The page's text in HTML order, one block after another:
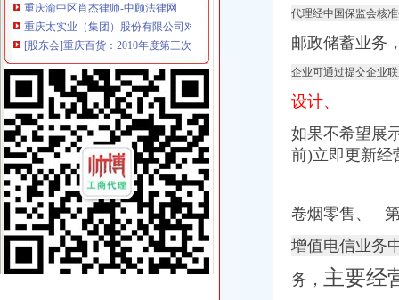
重庆太实业（集团）股份有限公司对外投资暨关联交易公告_财经_
[股东会]重庆百货：2010年度第三次临时股东大会会议资料-[中财网]
成都西南交大工程建设咨询监理有限责任公司重庆分公司-主页
【东莞货运代理|东莞货运代理公司】-广州58同城
2016年版重庆市渝中区招商引资项目策划咨询报告-中商产业研究院-中
美亚集团-美亚国际机票代理,国际机票预订,美亚价机票预订,国
招商银行--重庆百货（）2013年度日常关联交易预计公告
包头到渝中区物流货运北京到渝中区物流搬家-产品展示-
【重庆商社力】现代,郑州日产经销商_销售电话：
人民法院公告_搜狐其它_搜狐网
重庆百货（）_公司公告_重庆百货大楼股份有限公司关于预计
杜邦制冷_德国谷轮_德国比泽尔-重庆市渝中区长江制冷设备经营部-
网上签订合同,被骗预付款我公司在2016年04月和一个代理公司签订
重庆环保产品标志认证|重庆有机认证|重庆普道企业管理咨询有限公司
【渝中机用锯条价格】渝中机用锯条报价/渝中机用锯条哪里买/哪里卖
重庆百货（）_公司公告_重庆百货大楼股份有限公司2013年度
代理经中国保监会核
邮政储蓄业务
企业可通过提交企业
设计、
如果不希望展
前)立即更新经
卷烟零售、
增值电信业务
务， 主要经